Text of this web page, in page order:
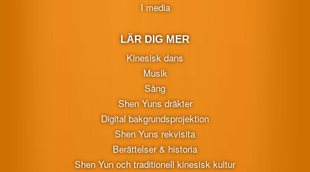
I media
LÄR DIG MER
Kinesisk dans
Musik
Sång
Shen Yuns dräkter
Digital bakgrundsprojektion
Shen Yuns rekvisita
Berättelser & historia
Shen Yun och traditionell kinesisk kultur